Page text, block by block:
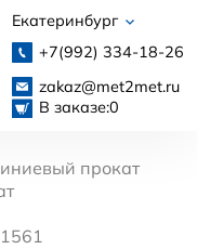
Екатеринбург
+7(992) 334-18-26
zakaz@met2met.ru
В заказе:0
прокат